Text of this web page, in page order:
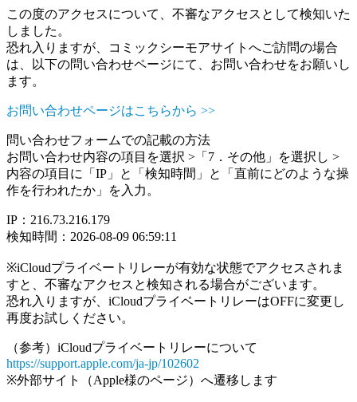
この度のアクセスについて、不審なアクセスとして検知いた
しました。
恐れ入りますが、コミックシーモアサイトへご訪問の場合
は、以下の問い合わせページにて、お問い合わせをお願いし
ます。
お問い合わせページはこちらから >>
問い合わせフォームでの記載の方法
お問い合わせ内容の項目を選択 >「7．その他」を選択し >
内容の項目に「IP」と「検知時間」と「直前にどのような操
作を行われたか」を入力。
IP：216.73.216.179
検知時間：2026-08-09 06:59:11
※iCloudプライベートリレーが有効な状態でアクセスされま
すと、不審なアクセスと検知される場合がございます。
恐れ入りますが、iCloudプライベートリレーはOFFに変更し
再度お試しください。
（参考）iCloudプライベートリレーについて
https://support.apple.com/ja-jp/102602
※外部サイト（Apple様のページ）へ遷移します